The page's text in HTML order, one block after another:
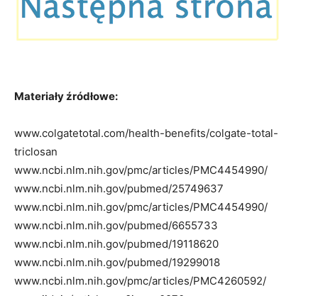
Materiały źródłowe:
www.colgatetotal.com/health-benefits/colgate-total-
triclosan
www.ncbi.nlm.nih.gov/pmc/articles/PMC4454990/
www.ncbi.nlm.nih.gov/pubmed/25749637
www.ncbi.nlm.nih.gov/pmc/articles/PMC4454990/
www.ncbi.nlm.nih.gov/pubmed/6655733
www.ncbi.nlm.nih.gov/pubmed/19118620
www.ncbi.nlm.nih.gov/pubmed/19299018
www.ncbi.nlm.nih.gov/pmc/articles/PMC4260592/